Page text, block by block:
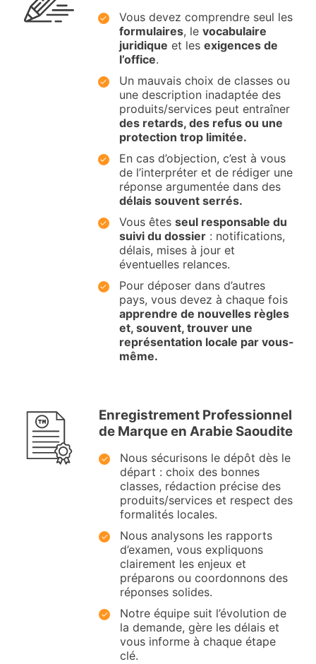
Vous devez comprendre seul les
formulaires, le vocabulaire
juridique et les exigences de
l’office.
Un mauvais choix de classes ou
une description inadaptée des
produits/services peut entraîner
des retards, des refus ou une
protection trop limitée.
En cas d’objection, c’est à vous
de l’interpréter et de rédiger une
réponse argumentée dans des
délais souvent serrés.
Vous êtes seul responsable du
suivi du dossier : notifications,
délais, mises à jour et
éventuelles relances.
Pour déposer dans d’autres
pays, vous devez à chaque fois
apprendre de nouvelles règles
et, souvent, trouver une
représentation locale par vous-
même.
Enregistrement Professionnel
de Marque en Arabie Saoudite
Nous sécurisons le dépôt dès le
départ : choix des bonnes
classes, rédaction précise des
produits/services et respect des
formalités locales.
Nous analysons les rapports
d’examen, vous expliquons
clairement les enjeux et
préparons ou coordonnons des
réponses solides.
Notre équipe suit l’évolution de
la demande, gère les délais et
vous informe à chaque étape
clé.